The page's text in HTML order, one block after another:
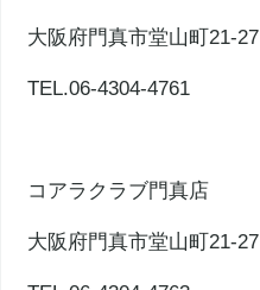
大阪府門真市堂山町21‐27
TEL.06-4304-4761
コアラクラブ門真店
大阪府門真市堂山町21‐27